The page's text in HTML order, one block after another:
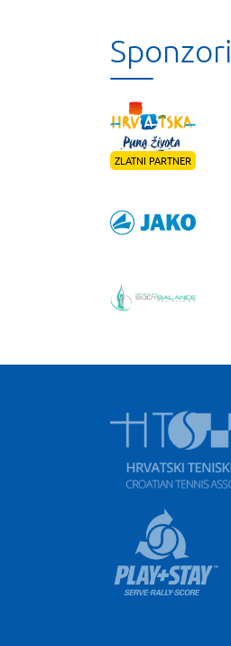
Sponzori
ZLATNI PARTNER